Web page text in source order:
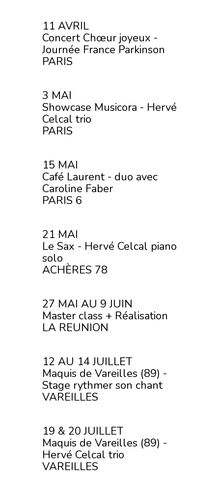
11 AVRIL
Concert Chœur joyeux -
Journée France Parkinson
PARIS
3 MAI
Showcase Musicora - Hervé
Celcal trio
PARIS
15 MAI
Café Laurent - duo avec
Caroline Faber
PARIS 6
21 MAI
Le Sax - Hervé Celcal piano
solo
ACHÈRES 78
27 MAI AU 9 JUIN
Master class + Réalisation
LA REUNION
12 AU 14 JUILLET
Maquis de Vareilles (89) -
Stage rythmer son chant
VAREILLES
19 & 20 JUILLET
Maquis de Vareilles (89) -
Hervé Celcal trio
VAREILLES